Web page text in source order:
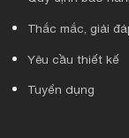
Thắc mắc, giải
Yêu cầu thiết kế
Tuyển dụng